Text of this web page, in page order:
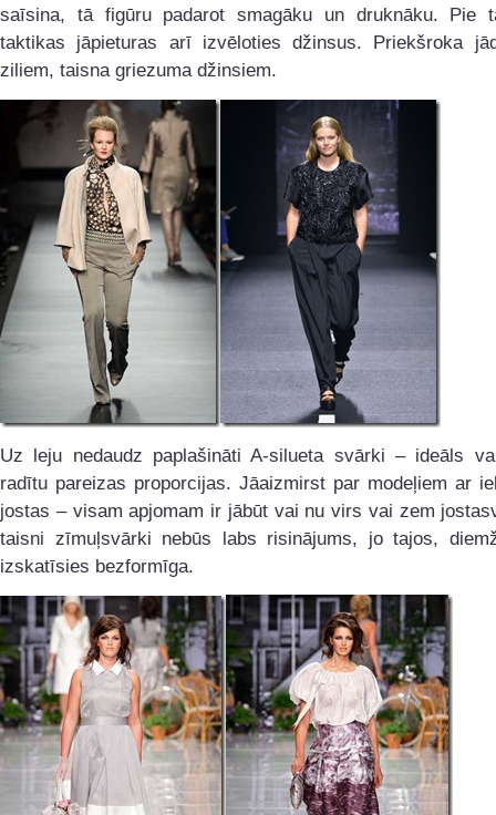
saīsina, tā figūru padarot smagāku un druknāku. Pie
taktikas jāpieturas arī izvēloties džinsus. Priekšroka
ziliem, taisna griezuma džinsiem.
Uz leju nedaudz paplašināti A-silueta svārki – ideāls
radītu pareizas proporcijas. Jāaizmirst par modeļiem ar
jostas – visam apjomam ir jābūt vai nu virs vai zem
taisni zīmuļsvārki nebūs labs risinājums, jo tajos,
izskatīsies bezformīga.